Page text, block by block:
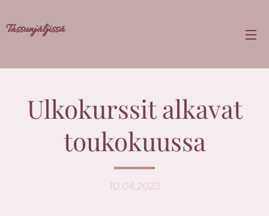
Tassunjäljissä
Ulkokurssit alkavat
toukokuussa
10.04.2023